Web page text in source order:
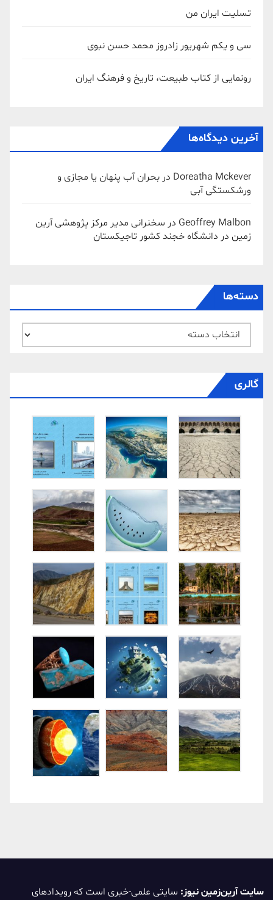
تسلیت ایران من
سی و یکم شهریور زادروز محمد حسن نبوی
رونمایی از کتاب طبیعت، تاریخ و فرهنگ ایران
آخرین دیدگاه‌ها
Doreatha Mckever دربحران آب پنهان یا مجازی و
ورشکستگی آبی
Geoffrey Malbon در سخنرانی مدیر مرکز پژوهشی آرین
زمین در دانشگاه خجند کشور تاجیکستان
دسته‌ها
دسته‌ها
گالری
سایت آرین‌زمین نیوز: سایتی علمی-خبری است که رویدادهای